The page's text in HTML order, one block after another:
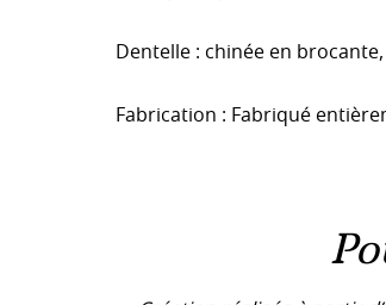
Dentelle : chinée en
Fabrication : Fabriqué